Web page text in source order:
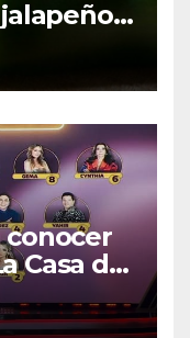
345
conocer
Casa de
en